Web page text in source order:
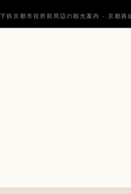
鉄京都市役所前周辺の観光案内 - 京都路